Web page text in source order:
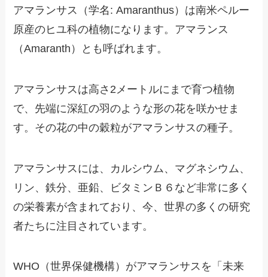
アマランサス（学名: Amaranthus）は南米ペルー
原産のヒユ科の植物になります。アマランス
（Amaranth）とも呼ばれます。
アマランサスは高さ2メートルにまで育つ植物
で、先端に深紅の羽のような形の花を咲かせま
す。その花の中の穀粒がアマランサスの種子。
アマランサスには、カルシウム、マグネシウム、
リン、鉄分、亜鉛、ビタミンＢ６など非常に多く
の栄養素が含まれており、今、世界の多くの研究
者たちに注目されています。
WHO（世界保健機構）がアマランサスを「未来